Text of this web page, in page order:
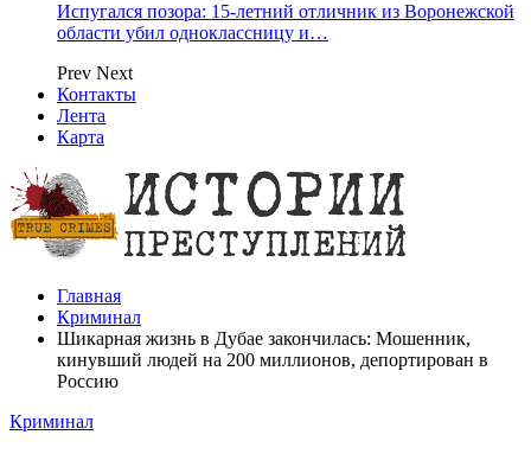
Испугался позора: 15-летний отличник из Воронежской
области убил одноклассницу и…
Prev Next
Контакты
Лента
Карта
Главная
Криминал
Шикарная жизнь в Дубае закончилась: Мошенник,
кинувший людей на 200 миллионов, депортирован в
Россию
Криминал